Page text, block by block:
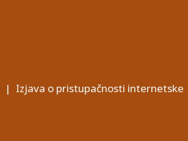
| Izjava o pristupačnosti internetske